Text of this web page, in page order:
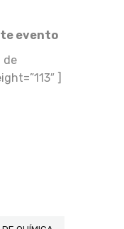
evento
de
]